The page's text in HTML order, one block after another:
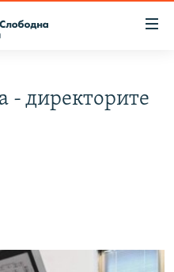
- директорите